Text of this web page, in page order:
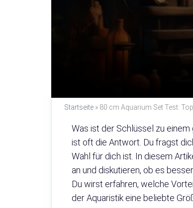
Startseite » 80 cm Aquarium Set Test:
Was ist der Schlüssel zu
ist oft die Antwort. Du fragst
Wahl für dich ist. In diesem
an und diskutieren, ob es
Du wirst erfahren, welche
der Aquaristik eine beliebte